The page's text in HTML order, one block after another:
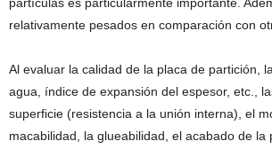
relativamente pesados en comparación con
Al evaluar la calidad de la placa de partición,
agua, índice de expansión del espesor, etc.,
superficie (resistencia a la unión interna), el
macabilidad, la glueabilidad, el acabado de la